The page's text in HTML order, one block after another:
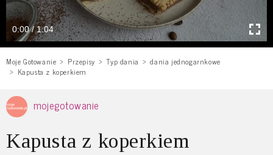
0:00 / 1:04
Moje Gotowanie Przepisy Typ dania
dania jednogarnkowe
Kapusta z koperkiem
mojegotowanie
Kapusta z koperkiem